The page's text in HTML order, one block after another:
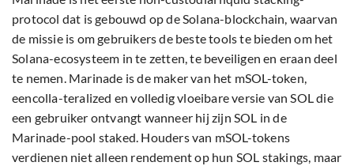
protocol dat is gebouwd op de Solana-blockchain, waarvan
de missie is om gebruikers de beste tools te bieden om het
Solana-ecosysteem in te zetten, te beveiligen en eraan deel
te nemen. Marinade is de maker van het mSOL-token,
eencolla-teralized en volledig vloeibare versie van SOL die
een gebruiker ontvangt wanneer hij zijn SOL in de
Marinade-pool staked. Houders van mSOL-tokens
verdienen niet alleen rendement op hun SOL stakings, maar